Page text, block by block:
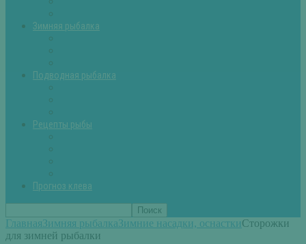
Зимняя рыбалка
Подводная рыбалка
Рецепты рыбы
Прогноз клева
ГлавнаяЗимняя рыбалкаЗимние насадки, оснасткиСторожки
для зимней рыбалки